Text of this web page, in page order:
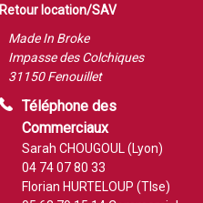
Retour location/SAV
Made In Broke
Impasse des Colchiques
31150 Fenouillet
Téléphone des
Commerciaux
Sarah CHOUGOUL (Lyon)
04 74 07 80 33
Florian HURTELOUP (Tlse)